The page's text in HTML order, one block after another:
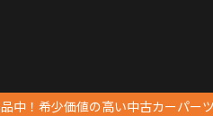
中！希少価値の高い中古カーパー